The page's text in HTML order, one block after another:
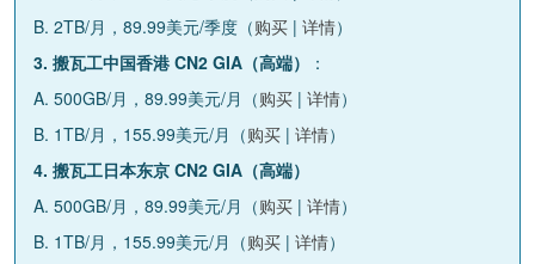
B. 2TB/月，89.99美元/季度（购买 | 详情）
3. 搬瓦工中国香港 CN2 GIA（高端）
：
A. 500GB/月，89.99美元/月（购买 | 详情）
B. 1TB/月，155.99美元/月（购买 | 详情）
4. 搬瓦工日本东京 CN2 GIA（高端）
A. 500GB/月，89.99美元/月（购买 | 详情）
B. 1TB/月，155.99美元/月（购买 | 详情）